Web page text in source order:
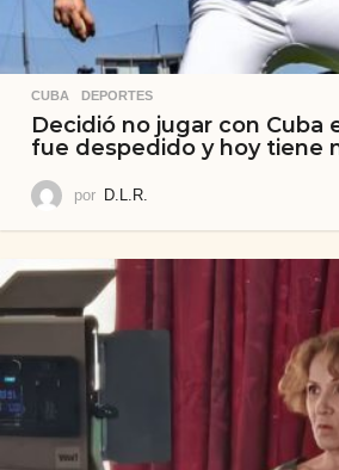
CUBA ,DEPORTES
Decidió no jugar con Cuba
fue despedido y hoy tiene
por D.L.R.